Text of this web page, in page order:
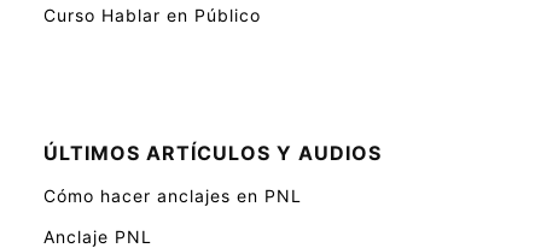
Curso Hablar en Público
ÚLTIMOS ARTÍCULOS Y AUDIOS
Cómo hacer anclajes en PNL
Anclaje PNL